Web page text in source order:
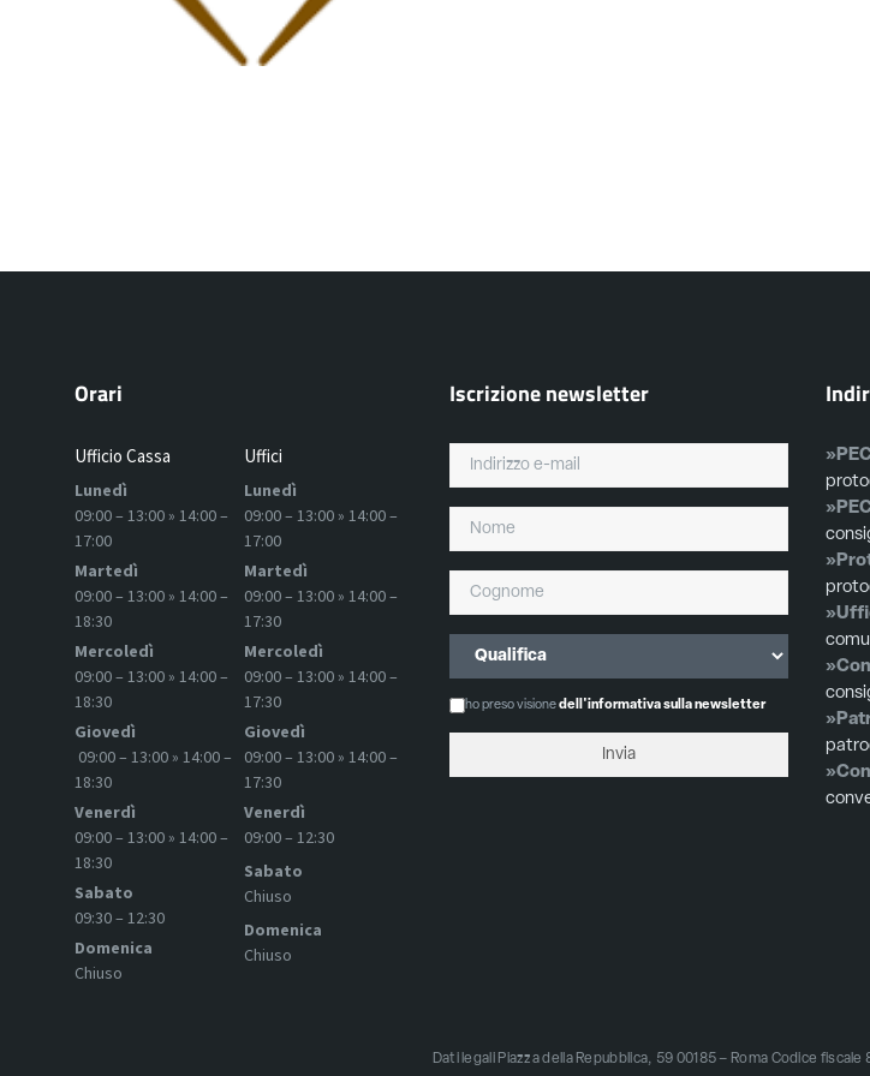
Orari
Ufficio Cassa
Lunedì
09:00 – 13:00 » 14:00 –
17:00
Martedì
09:00 – 13:00 » 14:00 –
18:30
Mercoledì
09:00 – 13:00 » 14:00 –
18:30
Giovedì
09:00 – 13:00 » 14:00 –
18:30
Venerdì
09:00 – 13:00 » 14:00 –
18:30
Sabato
09:30 – 12:30
Domenica
Chiuso
Uffici
Lunedì
09:00 – 13:00 » 14:00 –
17:00
Martedì
09:00 – 13:00 » 14:00 –
17:30
Mercoledì
09:00 – 13:00 » 14:00 –
17:30
Giovedì
09:00 – 13:00 » 14:00 –
17:30
Venerdì
09:00 – 12:30
Sabato
Chiuso
Domenica
Chiuso
Iscrizione newsletter
ho preso visionedell'informativa sulla newsletter
Dati legali Piazza della Repubblica, 59 00185 – Roma Codice